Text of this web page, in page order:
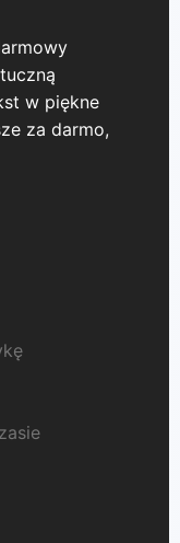
w piękne
za darmo,